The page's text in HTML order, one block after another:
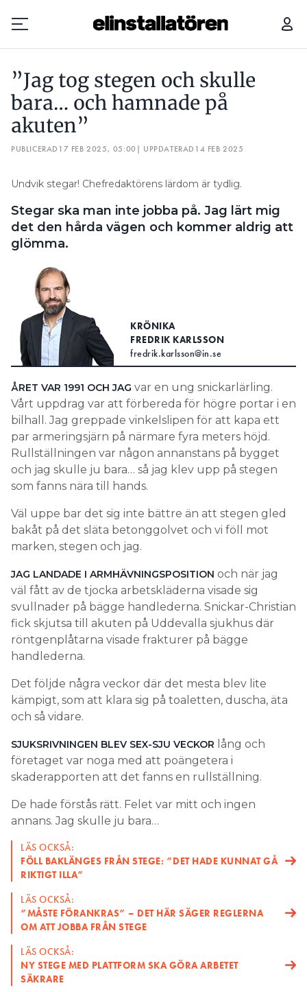
Prenumerera
Hantera prenumeration
Annonsera
Läs E-tidningen
Om tidningen
Kontakt
Personuppgifter
Search for:
SEARCH
”Jag tog stegen och skulle
bara… och hamnade på
akuten”
PUBLICERAD 17 FEB 2025, 05:00 | UPPDATERAD 14 FEB 2025
Undvik stegar! Chefredaktörens lärdom är tydlig.
Stegar ska man inte jobba på. Jag lärt mig
det den hårda vägen och kommer aldrig att
glömma.
KRÖNIKA
FREDRIK KARLSSON
fredrik.karlsson@in.se
ÅRET VAR 1991 OCH JAG var en ung snickarlärling.
Vårt uppdrag var att förbereda för högre portar i en
bilhall. Jag greppade vinkelslipen för att kapa ett
par armeringsjärn på närmare fyra meters höjd.
Rullställningen var någon annanstans på bygget
och jag skulle ju bara… så jag klev upp på stegen
som fanns nära till hands.
Väl uppe bar det sig inte bättre än att stegen gled
bakåt på det släta betonggolvet och vi föll mot
marken, stegen och jag.
JAG LANDADE I ARMHÄVNINGSPOSITION och när jag
väl fått av de tjocka arbetskläderna visade sig
svullnader på bägge handlederna. Snickar-Christian
fick skjutsa till akuten på Uddevalla sjukhus där
röntgenplåtarna visade frakturer på bägge
handlederna.
Det följde några veckor där det mesta blev lite
kämpigt, som att klara sig på toaletten, duscha, äta
och så vidare.
SJUKSRIVNINGEN BLEV SEX-SJU VECKOR
lång och
företaget var noga med att poängetera i
skaderapporten att det fanns en rullställning.
De hade förstås rätt. Felet var mitt och ingen
annans. Jag skulle ju bara…
LÄS OCKSÅ:
FÖLL BAKLÄNGES FRÅN STEGE: ”DET HADE KUNNAT GÅ
RIKTIGT ILLA”
LÄS OCKSÅ:
”MÅSTE FÖRANKRAS” – DET HÄR SÄGER REGLERNA
OM ATT JOBBA FRÅN STEGE
LÄS OCKSÅ:
NY STEGE MED PLATTFORM SKA GÖRA ARBETET
SÄKRARE